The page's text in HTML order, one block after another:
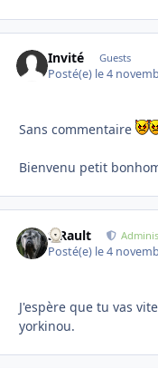
Invité Guests
Posté(e) le 4
Sans commentaire
Bienvenu petit
S.Rault
Posté(e) le 4
J'espère que tu vas
yorkinou.